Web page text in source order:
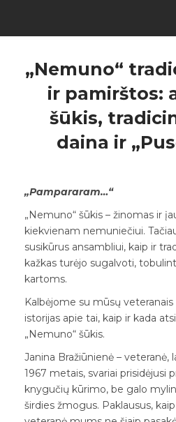
„Nemuno“
ir pamirštos:
šūkis,
daina ir
„Pampararam…“
„Nemuno“ šūkis – žinomas ir
kiekvienam nemuniečiui.
susikūrus ansambliui, kaip ir
kažkas turėjo sugalvoti,
kartoms.
Kalbėjome su mūsų
istorijas apie tai, kaip ir kada
„Nemuno“ šūkis.
Janina Bražiūnienė – veteranė,
1967 metais, svariai prisidėjusi
knygučių kūrimo, be galo
širdies žmogus. Paklausus,